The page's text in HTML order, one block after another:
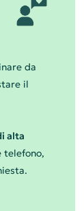
da
il
alta
telefono,